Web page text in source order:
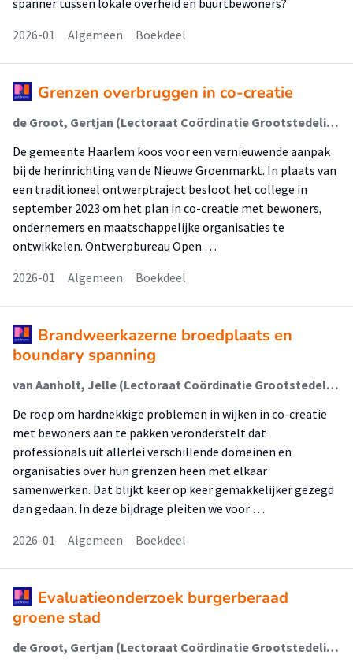
spanner tussen lokale overheid en buurtbewoners?
2026-01
Algemeen Boekdeel
Grenzen overbruggen in co-creatie
de Groot, Gertjan (Lectoraat Coördinatie Grootstedelijke Vraagstukken); de Groot, Gertjan; Boonen, Anton; Herder, Bernell; Rusinovic, Katja
De gemeente Haarlem koos voor een vernieuwende aanpak
bij de herinrichting van de Nieuwe Groenmarkt. In plaats van
een traditioneel ontwerptraject besloot het college in
september 2023 om het plan in co-creatie met bewoners,
ondernemers en maatschappelijke organisaties te
ontwikkelen. Ontwerpbureau Open …
2026-01
Algemeen Boekdeel
Brandweerkazerne broedplaats en
boundary spanning
van Aanholt, Jelle (Lectoraat Coördinatie Grootstedelijke Vraagstukken); van Wijk, Eelco (Lectoraat Coördinatie Grootstedelijke Vraagstukken); de Groot, Gertjan (Lectoraat Coördinatie Grootstedelijke Vraagstukken); de Groot, Gertjan; Boonen, Anton; Herder, Bernell; Rusinovic, Katja
De roep om hardnekkige problemen in wijken in co-creatie
met bewoners aan te pakken veronderstelt dat
professionals uit allerlei verschillende domeinen en
organisaties over hun grenzen heen met elkaar
samenwerken. Dat blijkt keer op keer gemakkelijker gezegd
dan gedaan. In deze bijdrage pleiten we voor …
2026-01
Algemeen Boekdeel
Evaluatieonderzoek burgerberaad
groene stad
de Groot, Gertjan (Lectoraat Coördinatie Grootstedelijke Vraagstukken); Knoester, Bob (Rechtvaardige Stad); Fiedeldij Dop, Charley; Heinen, Simone; Lammers, Shirley